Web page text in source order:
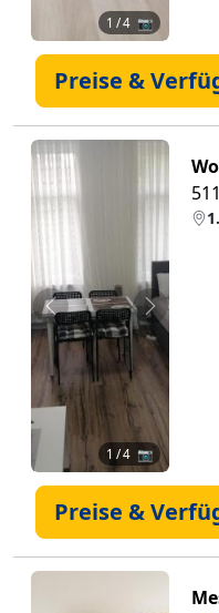
1 / 4 📷
Preise &
Zurück Weiter
1 / 4 📷
Preise &